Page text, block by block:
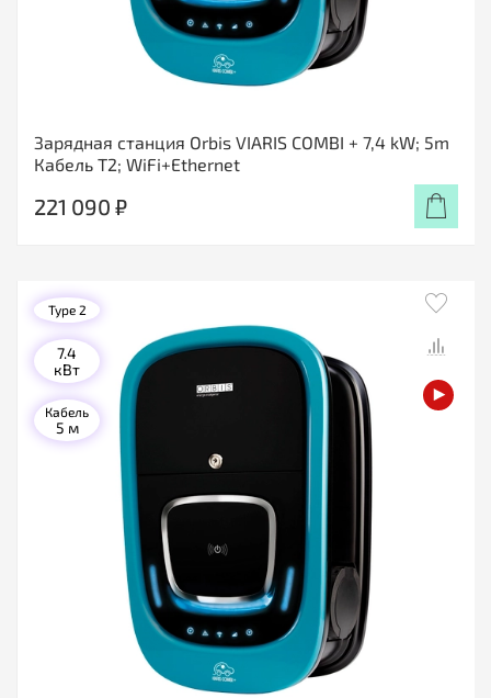
Зарядная станция Orbis VIARIS COMBI + 7,4 kW; 5m
Кабель T2; WiFi+Ethernet
221 090 ₽
Type 2
7.4
кВт
Кабель
5 м